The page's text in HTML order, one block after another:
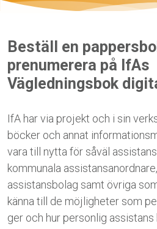
Beställ en
prenumerera på IfAs
Vägledningsbok
IfA har via projekt och i sin
böcker och annat
vara till nytta för såväl
kommunala
assistansbolag samt övriga
känna till de möjligheter som
ger och hur personlig assistans